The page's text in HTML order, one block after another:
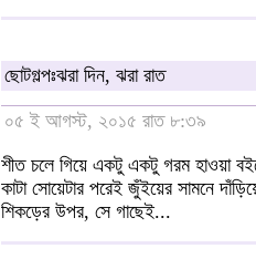
ছোটগল্পঃঝরা দিন, ঝরা রাত
০৫ ই আগস্ট, ২০১৫ রাত ৮:৩৯
শীত চলে গিয়ে একটু একটু গরম হাওয়া
কাটা সোয়েটার পরেই জুঁইয়ের সামনে
শিকড়ের উপর, সে গাছেই...